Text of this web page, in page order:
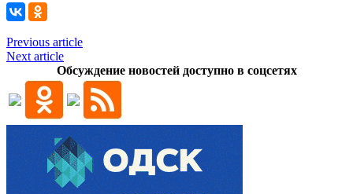
Previous article
Next article
Обсуждение новостей доступно в соцсетях